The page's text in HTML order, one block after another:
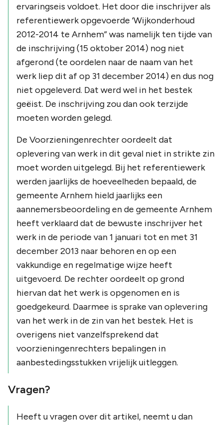
ervaringseis voldoet. Het door die inschrijver als
referentiewerk opgevoerde ‘Wijkonderhoud
2012-2014 te Arnhem” was namelijk ten tijde van
de inschrijving (15 oktober 2014) nog niet
afgerond (te oordelen naar de naam van het
werk liep dit af op 31 december 2014) en dus nog
niet opgeleverd. Dat werd wel in het bestek
geëist. De inschrijving zou dan ook terzijde
moeten worden gelegd.
De Voorzieningenrechter oordeelt dat
oplevering van werk in dit geval niet in strikte zin
moet worden uitgelegd. Bij het referentiewerk
werden jaarlijks de hoeveelheden bepaald, de
gemeente Arnhem hield jaarlijks een
aannemersbeoordeling en de gemeente Arnhem
heeft verklaard dat de bewuste inschrijver het
werk in de periode van 1 januari tot en met 31
december 2013 naar behoren en op een
vakkundige en regelmatige wijze heeft
uitgevoerd. De rechter oordeelt op grond
hiervan dat het werk is opgenomen en is
goedgekeurd. Daarmee is sprake van oplevering
van het werk in de zin van het bestek. Het is
overigens niet vanzelfsprekend dat
voorzieningenrechters bepalingen in
aanbestedingsstukken vrijelijk uitleggen.
Vragen?
Heeft u vragen over dit artikel, neemt u dan